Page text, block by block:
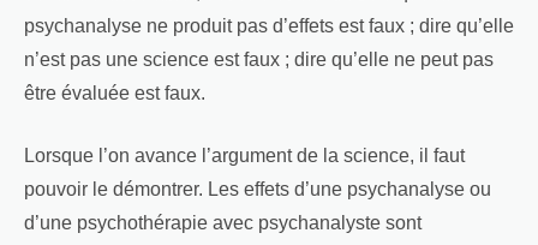
psychanalyse ne produit pas d’effets est faux ; dire qu’elle
n’est pas une science est faux ; dire qu’elle ne peut pas
être évaluée est faux.
Lorsque l’on avance l’argument de la science, il faut
pouvoir le démontrer. Les effets d’une psychanalyse ou
d’une psychothérapie avec psychanalyste sont